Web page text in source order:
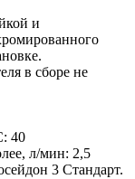
и
в сборе не
40
л/мин: 2,5
3 Стандарт.